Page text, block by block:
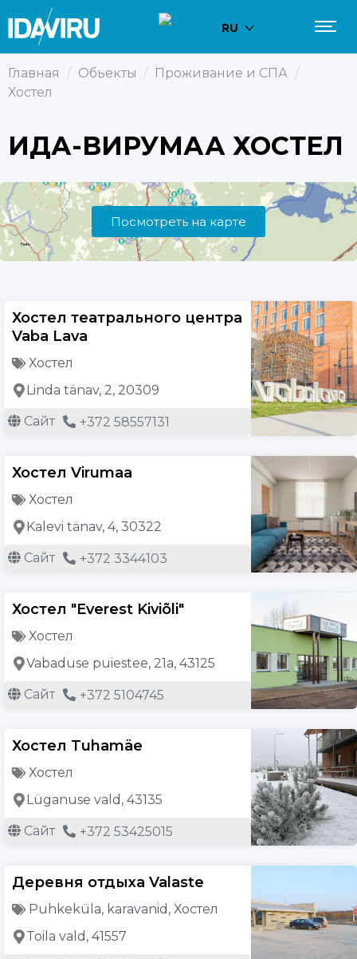
RU
Главная / Обьекты / Проживание и СПА /
Хостел
ИДА-ВИРУМАА ХОСТЕЛ
Посмотреть на карте
Хостел театрального центра
Vaba Lava
Хостел
Linda tänav, 2, 20309
Сайт +372 58557131
Хостел Virumaa
Хостел
Kalevi tänav, 4, 30322
Сайт +372 3344103
Хостел "Everest Kiviõli"
Хостел
Vabaduse puiestee, 21a, 43125
Сайт +372 5104745
Хостел Tuhamäe
Хостел
Lüganuse vald, 43135
Сайт +372 53425015
Деревня отдыха Valaste
Puhkeküla, karavanid , Хостел
Toila vald, 41557